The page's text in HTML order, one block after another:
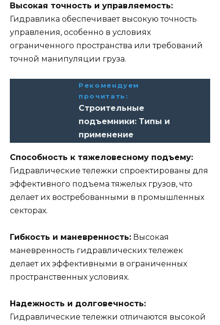
Высокая точность и управляемость:
Гидравлика обеспечивает высокую точность
управления, особенно в условиях
ограниченного пространства или требований
точной манипуляции груза.
Рекомендуем
прочитать:
Строительные
подъемники: Типы и
применение
Способность к тяжеловесному подъему:
Гидравлические тележки спроектированы для
эффективного подъема тяжелых грузов, что
делает их востребованными в промышленных
секторах.
Гибкость и маневренность: Высокая
маневренность гидравлических тележек
делает их эффективными в ограниченных
пространственных условиях.
Надежность и долговечность:
Гидравлические тележки отличаются высокой